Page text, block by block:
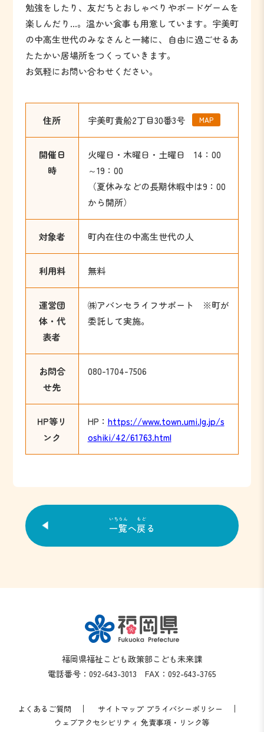
勉強をしたり、友だちとおしゃべりやボードゲームを
楽しんだり…。温かい食事も用意しています。宇美町
の中高生世代のみなさんと一緒に、自由に過ごせるあ
たたかい居場所をつくっていきます。
お気軽にお問い合わせください。
住所 宇美町貴船2丁目30番3号 MAP
開催日
時
火曜日・木曜日・土曜日 14：00
～19：00
（夏休みなどの長期休暇中は9：00
から開所）
対象者 町内在住の中高生世代の人
利用料 無料
運営団
体・代
表者
㈱アバンセライフサポート ※町が
委託して実施。
お問合
せ先
080-1704-7506
HP等リ
ンク
HP： https://www.town.umi.lg.jp/s
oshiki/42/61763.html
一覧
いちらん
へ戻
もど
る
福岡県福祉こども政策部こども未来課
電話番号：092-643-3013 FAX：092-643-3765
よくあるご質問 サイトマップ プライバシーポリシー
ウェブアクセシビリティ 免責事項・リンク等